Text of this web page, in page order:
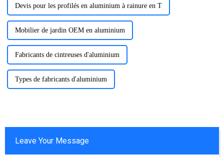
Devis pour les profilés en aluminium à rainure en T
Mobilier de jardin OEM en aluminium
Fabricants de cintreuses d'aluminium
Types de fabricants d'aluminium
Leave Your Message